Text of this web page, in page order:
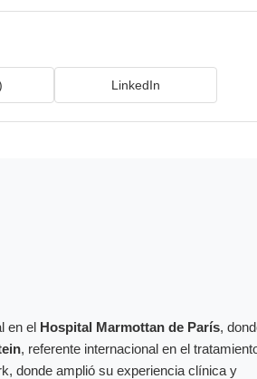
LinkedIn
en el Hospital Marmottan de París,
, referente internacional en el
donde amplió su experiencia clínica y